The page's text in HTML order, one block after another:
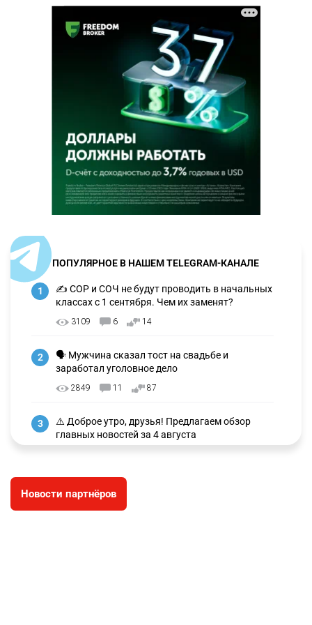
ПОПУЛЯРНОЕ В НАШЕМ TELEGRAM-КАНАЛЕ
1
✍️ СОР и СОЧ не будут проводить в начальных
классах с 1 сентября. Чем их заменят?
3109 6 14
2
🗣 Мужчина сказал тост на свадьбе и
заработал уголовное дело
2849 11 87
3
⚠️ Доброе утро, друзья! Предлагаем обзор
главных новостей за 4 августа
4
🗣Глава государства направил телеграмму
соболезнования родным и близким Халық
қаһарманы Ивана Гапича
Новости партнёров